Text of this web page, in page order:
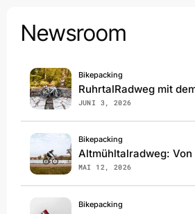
contentNewsroom
Bikepacking
JUNI 3, 2026
Bikepacking
MAI 12, 2026
Bikepacking